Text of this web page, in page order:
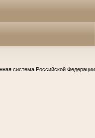
система Российской